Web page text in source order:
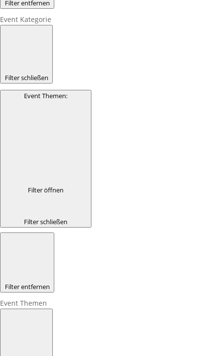
Filter entfernen
Event Kategorie
Filter schließen
Event Themen:
Filter öffnen
Filter schließen
Filter entfernen
Event Themen